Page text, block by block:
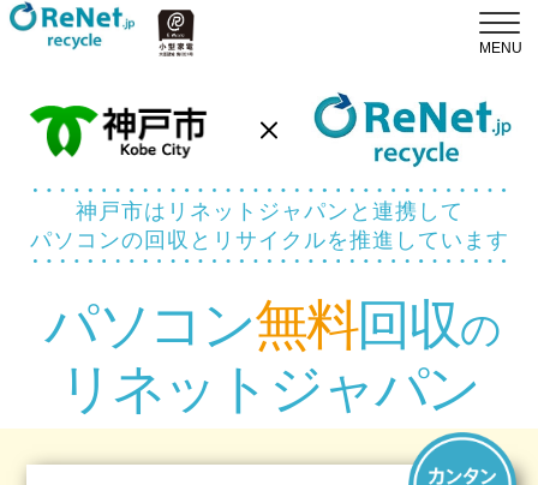
神戸市はリネットジャパンと連携して
パソコンの回収とリサイクルを推進しています
パソコン無料回収の
リネットジャパン